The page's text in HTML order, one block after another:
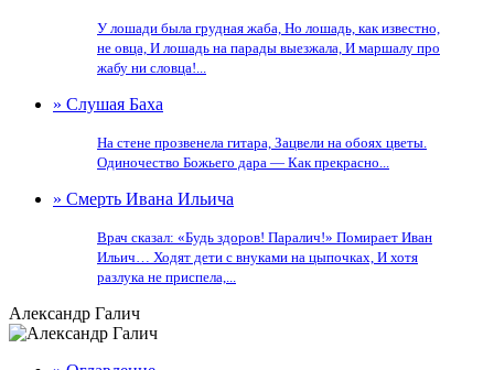
У лошади была грудная жаба, Но лошадь, как известно,
не овца, И лошадь на парады выезжала, И маршалу про
жабу ни словца!...
» Слушая Баха
На стене прозвенела гитара, Зацвели на обоях цветы.
Одиночество Божьего дара — Как прекрасно...
» Смерть Ивана Ильича
Врач сказал: «Будь здоров! Паралич!» Помирает Иван
Ильич… Ходят дети с внуками на цыпочках, И хотя
разлука не приспела,...
Александр Галич